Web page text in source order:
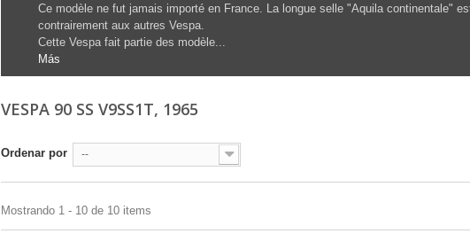
Ce modèle ne fut jamais importé en France. La longue selle "Aquila continentale"
contrairement aux autres Vespa.
Cette Vespa fait partie des modèle...
Más
VESPA 90 SS V9SS1T, 1965
Ordenar por --
Mostrando 1 - 10 de 10 items